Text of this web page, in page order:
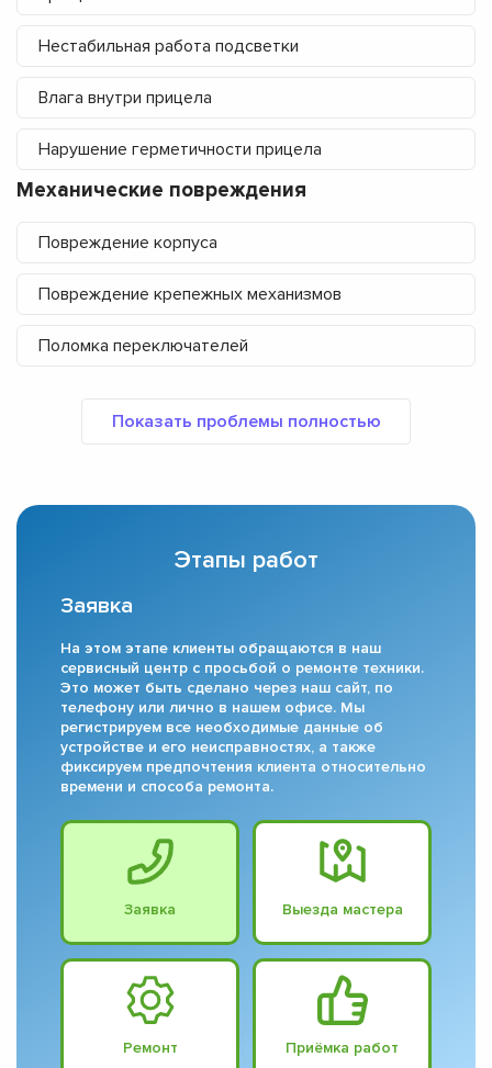
Нестабильная работа подсветки
Влага внутри прицела
Нарушение герметичности прицела
Механические повреждения
Повреждение корпуса
Повреждение крепежных механизмов
Поломка переключателей
Этапы работ
Заявка
На этом этапе клиенты обращаются в наш
сервисный центр с просьбой о ремонте техники.
Это может быть сделано через наш сайт, по
телефону или лично в нашем офисе. Мы
регистрируем все необходимые данные об
устройстве и его неисправностях, а также
фиксируем предпочтения клиента относительно
времени и способа ремонта.
Заявка Выезда мастера
Ремонт Приёмка работ